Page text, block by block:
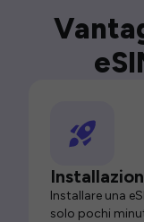
Installare una
solo pochi